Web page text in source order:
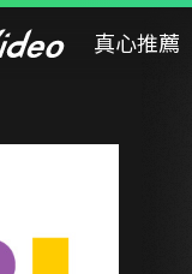
真心推薦